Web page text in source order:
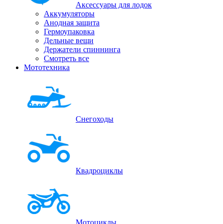
Аксессуары для лодок
Аккумуляторы
Анодная защита
Гермоупаковка
Дельные вещи
Держатели спиннинга
Смотреть все
Мототехника
Снегоходы
Квадроциклы
Мотоциклы